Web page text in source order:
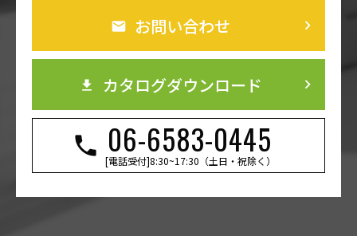
お問い合わせ keyboard_arrow_right
カタログダウンロード keyboard_arrow_right
06-6583-0445
[電話受付]8:30~17:30（土日・祝除く）